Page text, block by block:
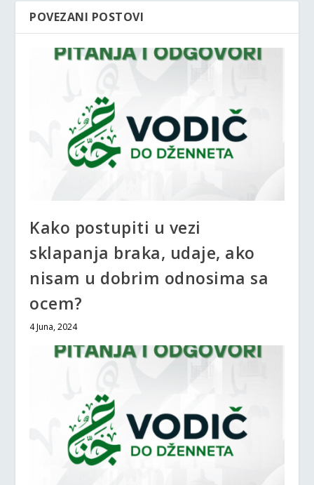
POVEZANI POSTOVI
Kako postupiti u vezi
sklapanja braka, udaje, ako
nisam u dobrim odnosima sa
ocem?
4 Juna, 2024